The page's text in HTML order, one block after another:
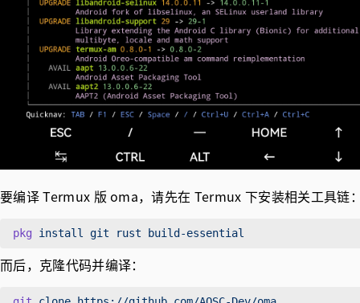
要编译 Termux 版 oma，请先在 Termux 下安装相关工具链
pkg install git rust
而后，克隆代码并编译：